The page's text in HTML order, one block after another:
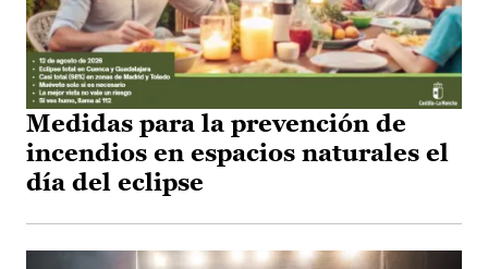
Medidas para la prevención de
incendios en espacios naturales el
día del eclipse